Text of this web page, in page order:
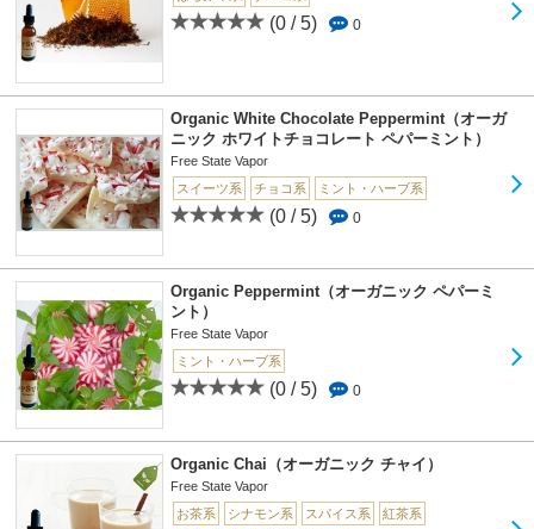
(0 / 5) 0
Organic White Chocolate Peppermint（オーガ
ニック ホワイトチョコレート ペパーミント）
Free State Vapor
スイーツ系
チョコ系 ミント・ハーブ系
(0 / 5) 0
Organic Peppermint（オーガニック ペパーミ
ント）
Free State Vapor
ミント・ハーブ系
(0 / 5) 0
Organic Chai（オーガニック チャイ）
Free State Vapor
お茶系
シナモン系 スパイス系 紅茶系